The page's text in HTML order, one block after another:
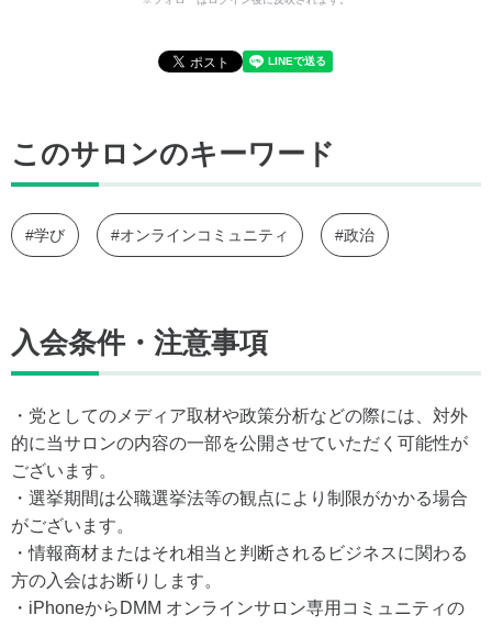
このサロンのキーワード
#学び #オンラインコミュニティ #政治
入会条件・注意事項
・党としてのメディア取材や政策分析などの際には、対外
的に当サロンの内容の一部を公開させていただく可能性が
ございます。
・選挙期間は公職選挙法等の観点により制限がかかる場合
がございます。
・情報商材またはそれ相当と判断されるビジネスに関わる
方の入会はお断りします。
・iPhoneからDMM オンラインサロン専用コミュニティの